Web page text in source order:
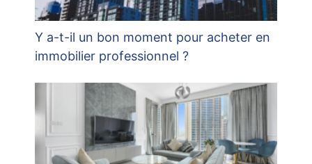
Y a-t-il un bon moment pour acheter en
immobilier professionnel ?